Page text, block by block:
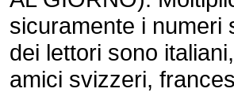
sicuramente i numeri
dei lettori sono
amici svizzeri,